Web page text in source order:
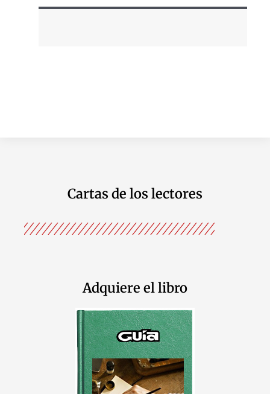
Cartas de los lectores
Adquiere el libro